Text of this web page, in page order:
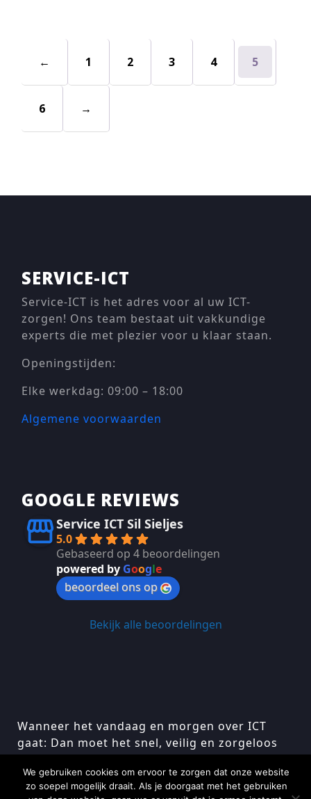
← 1 2 3 4 5
6 →
SERVICE-ICT
Service-ICT is het adres voor al uw ICT-
zorgen! Ons team bestaat uit vakkundige
experts die met plezier voor u klaar staan.
Openingstijden:
Elke werkdag: 09:00 – 18:00
Algemene voorwaarden
GOOGLE REVIEWS
Service ICT Sil Sieljes
5.0
Gebaseerd op 4 beoordelingen
powered by Google
beoordeel ons op
Bekijk alle beoordelingen
Wanneer het vandaag en morgen over ICT
gaat: Dan moet het snel, veilig en zorgeloos
zijn…
We gebruiken cookies om ervoor te zorgen dat onze website
zo soepel mogelijk draait. Als je doorgaat met het gebruiken